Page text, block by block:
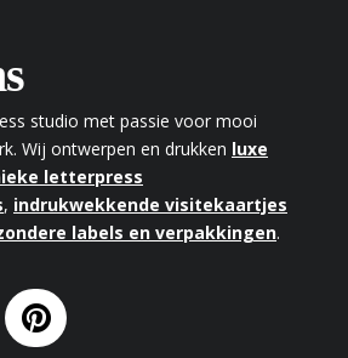
studio met passie voor mooi
Wij ontwerpen en drukken luxe
letterpress
, indrukwekkende visitekaartjes
labels en verpakkingen.